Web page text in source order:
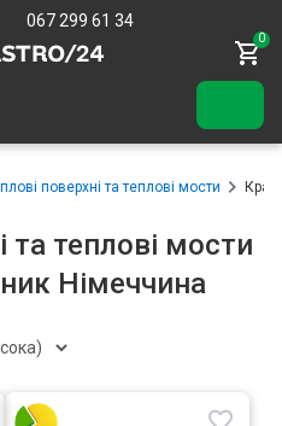
067 299 61 34
0
поверхні та теплові мости
та теплові мости
Німеччина